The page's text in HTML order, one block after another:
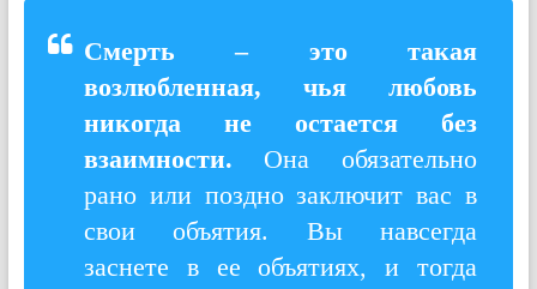
Смерть – это такая
возлюбленная, чья любовь
никогда не остается без
взаимности. Она обязательно
рано или поздно заключит вас в
свои объятия. Вы навсегда
заснете в ее объятиях, и тогда